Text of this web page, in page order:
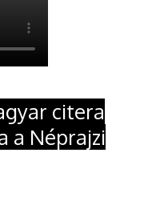
citera
a Néprajzi